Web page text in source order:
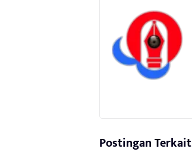
Postingan Terkait